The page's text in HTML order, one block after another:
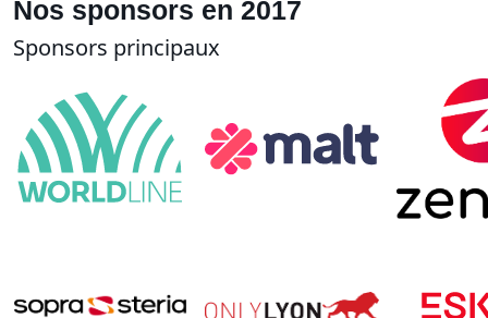
Nos sponsors en 2017
Sponsors principaux